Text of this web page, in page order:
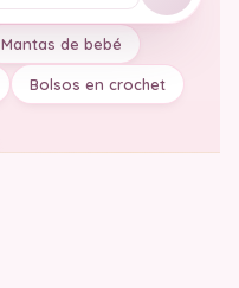
Mantas de bebé
Bolsos en crochet